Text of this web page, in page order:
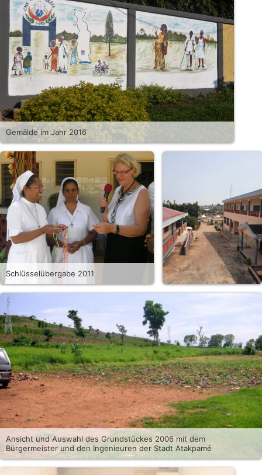
Gemälde im Jahr 2016
Schlüsselübergabe 2011
Ansicht und Auswahl des Grundstückes 2006 mit dem
Bürgermeister und den Ingenieuren der Stadt Atakpamé